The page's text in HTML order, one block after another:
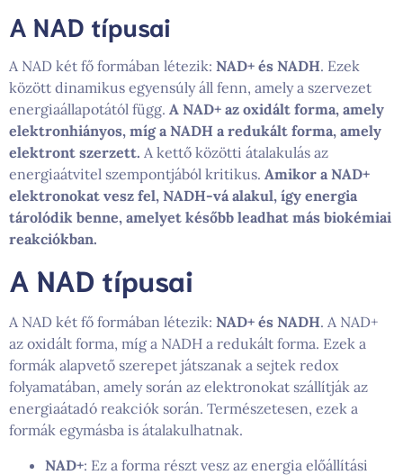
A NAD típusai
A NAD két fő formában létezik: NAD+ és NADH. Ezek
között dinamikus egyensúly áll fenn, amely a szervezet
energiaállapotától függ. A NAD+ az oxidált forma, amely
elektronhiányos, míg a NADH a redukált forma, amely
elektront szerzett. A kettő közötti átalakulás az
energiaátvitel szempontjából kritikus. Amikor a NAD+
elektronokat vesz fel, NADH-vá alakul, így energia
tárolódik benne, amelyet később leadhat más biokémiai
reakciókban.
A NAD típusai
A NAD két fő formában létezik: NAD+ és NADH. A NAD+
az oxidált forma, míg a NADH a redukált forma. Ezek a
formák alapvető szerepet játszanak a sejtek redox
folyamatában, amely során az elektronokat szállítják az
energiaátadó reakciók során. Természetesen, ezek a
formák egymásba is átalakulhatnak.
NAD+: Ez a forma részt vesz az energia előállítási